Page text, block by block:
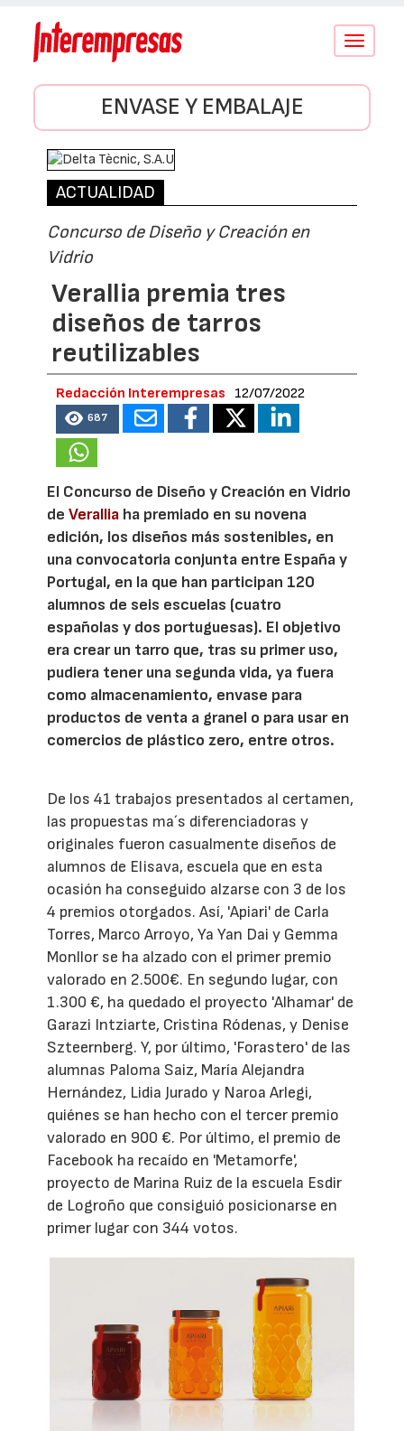
Conmutar
ENVASE Y EMBALAJE
ACTUALIDAD
Concurso de Diseño y Creación en
Vidrio
Verallia premia tres
diseños de tarros
reutilizables
Redacción Interempresas 12/07/2022
687
El Concurso de Diseño y Creación en Vidrio
deVerallia ha premiado en su novena
edición, los diseños más sostenibles, en
una convocatoria conjunta entre España y
Portugal, en la que han participan 120
alumnos de seis escuelas (cuatro
españolas y dos portuguesas). El objetivo
era crear un tarro que, tras su primer uso,
pudiera tener una segunda vida, ya fuera
como almacenamiento, envase para
productos de venta a granel o para usar en
comercios de plástico zero, entre otros.
De los 41 trabajos presentados al certamen,
las propuestas ma´s diferenciadoras y
originales fueron casualmente diseños de
alumnos de Elisava, escuela que en esta
ocasión ha conseguido alzarse con 3 de los
4 premios otorgados. Así, 'Apiari' de Carla
Torres, Marco Arroyo, Ya Yan Dai y Gemma
Monllor se ha alzado con el primer premio
valorado en 2.500€. En segundo lugar, con
1.300 €, ha quedado el proyecto 'Alhamar' de
Garazi Intziarte, Cristina Ródenas, y Denise
Szteernberg. Y, por último, 'Forastero' de las
alumnas Paloma Saiz, María Alejandra
Hernández, Lidia Jurado y Naroa Arlegi,
quiénes se han hecho con el tercer premio
valorado en 900 €. Por último, el premio de
Facebook ha recaído en 'Metamorfe',
proyecto de Marina Ruiz de la escuela Esdir
de Logroño que consiguió posicionarse en
primer lugar con 344 votos.